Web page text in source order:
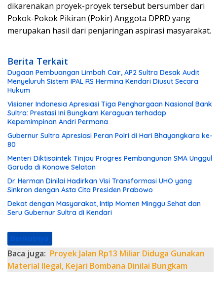
dikarenakan proyek-proyek tersebut bersumber dari
Pokok-Pokok Pikiran (Pokir) Anggota DPRD yang
merupakan hasil dari penjaringan aspirasi masyarakat.
Berita Terkait
Dugaan Pembuangan Limbah Cair, AP2 Sultra Desak Audit
Menyeluruh Sistem IPAL RS Hermina Kendari Diusut Secara
Hukum
Visioner Indonesia Apresiasi Tiga Penghargaan Nasional Bank
Sultra: Prestasi Ini Bungkam Keraguan terhadap
Kepemimpinan Andri Permana
Gubernur Sultra Apresiasi Peran Polri di Hari Bhayangkara ke-
80
Menteri Diktisaintek Tinjau Progres Pembangunan SMA Unggul
Garuda di Konawe Selatan
Dr. Herman Dinilai Hadirkan Visi Transformasi UHO yang
Sinkron dengan Asta Cita Presiden Prabowo
Dekat dengan Masyarakat, Intip Momen Minggu Sehat dan
Seru Gubernur Sultra di Kendari
Berikutnya
Baca juga: Proyek Jalan Rp13 Miliar Diduga Gunakan
Material Ilegal, Kejari Bombana Dinilai Bungkam